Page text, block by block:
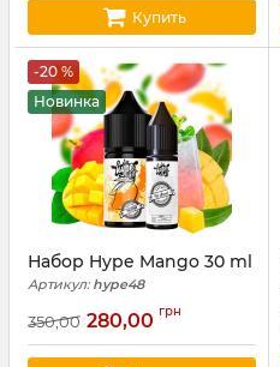
Купить
-20 %
Новинка
Набор Hype Mango 30 ml
Артикул:hype48
350,00 280,00 грн